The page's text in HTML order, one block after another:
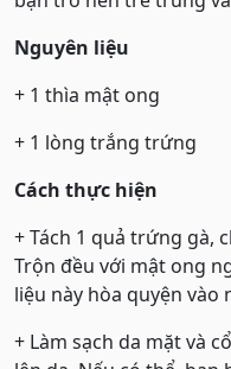
Nguyên liệu
+ 1 thìa mật ong
+ 1 lòng trắng trứng
Cách thực hiện
+ Tách 1 quả trứng gà,
Trộn đều với mật ong
liệu này hòa quyện vào
+ Làm sạch da mặt và